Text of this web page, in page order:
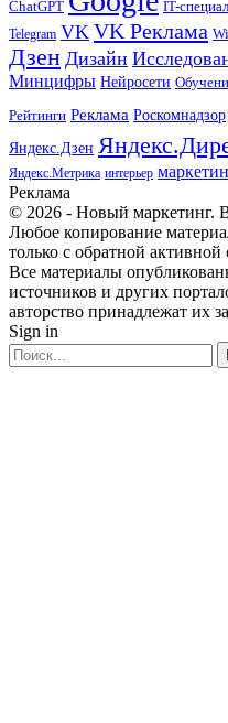
ChatGPT IT-
Telegram VK VK Реклама
Дзен Дизайн
Минцифры Нейросети
Рейтинги Реклама Роскомнадзор
Яндекс.Дзен
Яндекс.Метрика интерьер
Реклама
© 2026 - Новый маркетинг.
Любое копирование
только с обратной
Все материалы
источников и других
авторство принадлежат их
Sign in